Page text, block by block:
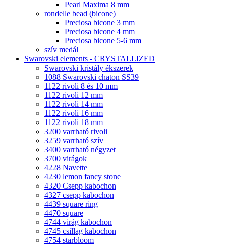
Pearl Maxima 8 mm
rondelle bead (bicone)
Preciosa bicone 3 mm
Preciosa bicone 4 mm
Preciosa bicone 5-6 mm
szív medál
Swarovski elements - CRYSTALLIZED
Swarovski kristály ékszerek
1088 Swarovski chaton SS39
1122 rivoli 8 és 10 mm
1122 rivoli 12 mm
1122 rivoli 14 mm
1122 rivoli 16 mm
1122 rivoli 18 mm
3200 varrható rivoli
3259 varrható szív
3400 varrható négyzet
3700 virágok
4228 Navette
4230 lemon fancy stone
4320 Csepp kabochon
4327 csepp kabochon
4439 square ring
4470 square
4744 virág kabochon
4745 csillag kabochon
4754 starbloom